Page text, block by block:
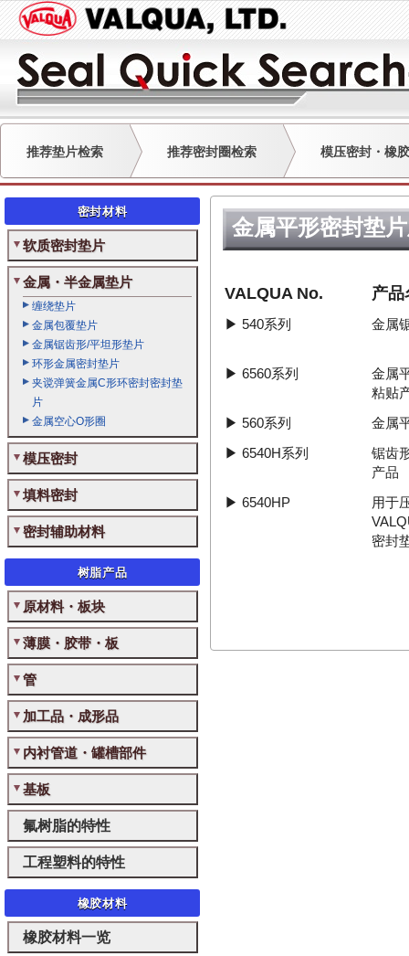
推荐垫片检索 推荐密封圈检索 模压密封・橡
密封材料
软质密封垫片
金属・半金属垫片
缠绕垫片
金属包覆垫片
金属锯齿形/平坦形垫片
环形金属密封垫片
夹谠弹簧金属C形环密封密封垫
片
金属空心O形圈
模压密封
填料密封
密封辅助材料
树脂产品
原材料・板块
薄膜・胶带・板
管
加工品・成形品
内衬管道・罐槽部件
基板
氟树脂的特性
工程塑料的特性
橡胶材料
橡胶材料一览
金属平形密封垫
VALQUA No. 产品
▶540系列 金属
▶6560系列
金属
粘贴
▶560系列
金属
▶6540H系列
锯齿
产品
▶6540HP
用于
密封